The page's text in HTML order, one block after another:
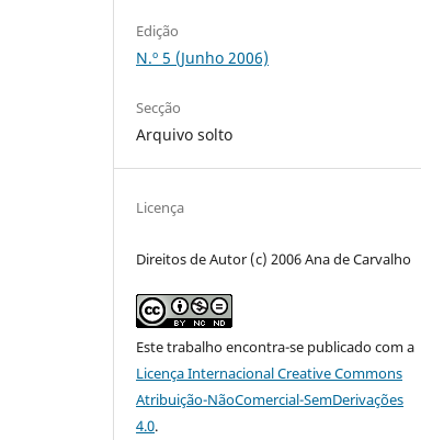
Edição
N.º 5 (Junho 2006)
Secção
Arquivo solto
Licença
Direitos de Autor (c) 2006 Ana de Carvalho
Este trabalho encontra-se publicado com a
Licença Internacional Creative Commons
Atribuição-NãoComercial-SemDerivações
4.0.